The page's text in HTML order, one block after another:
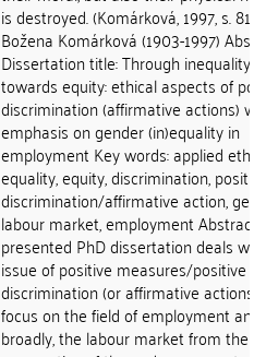
is destroyed. (Komárková, 1997, s. 81)
Božena Komárková (1903-1997)
Dissertation title: Through inequality
towards equity: ethical aspects of
discrimination (affirmative actions)
emphasis on gender (in)equality in
employment Key words: applied
equality, equity, discrimination,
discrimination/affirmative action,
labour market, employment Abstract
presented PhD dissertation deals
issue of positive measures/positive
discrimination (or affirmative actions)
focus on the field of employment
broadly, the labour market from the